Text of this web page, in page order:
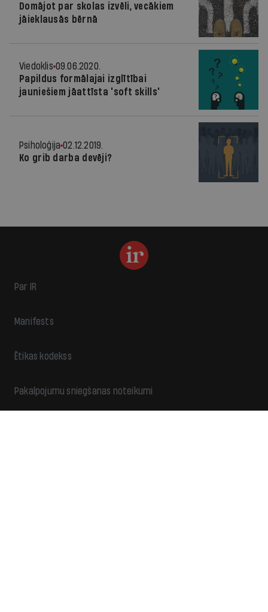
Domājot par skolas izvēli, vecākiem
jāieklausās bērnā
Viedoklis 09.06.2020.
Papildus formālajai izglītībai
jauniešiem jāattīsta 'soft skills'
Psiholoģija 02.12.2019.
Ko grib darba devēji?
Par IR
Manifests
Ētikas kodekss
Pakalpojumu sniegšanas noteikumi